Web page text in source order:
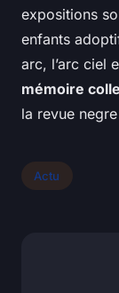
expositions
enfants
arc, l’arc ciel
mémoire
la revue
Actu